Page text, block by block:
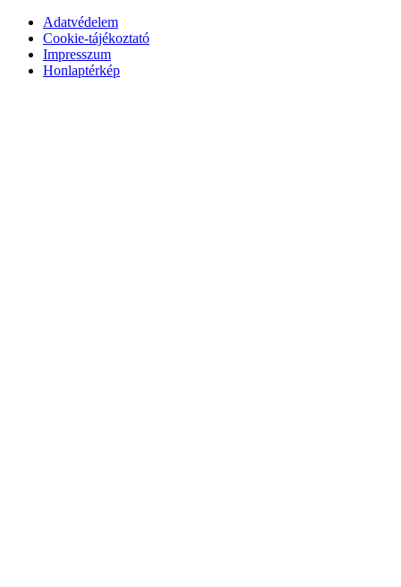
Adatvédelem
Cookie-tájékoztató
Impresszum
Honlaptérkép